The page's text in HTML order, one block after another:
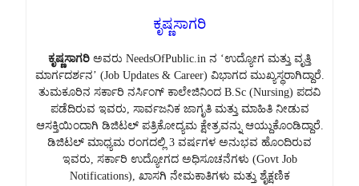
ಕೃಷ್ಣಸಾಗರಿ
ಕೃಷ್ಣಸಾಗರಿ ಅವರು NeedsOfPublic.in ನ ‘ಉದ್ಯೋಗ ಮತ್ತು ವೃತ್ತಿ
ಮಾರ್ಗದರ್ಶನ’ (Job Updates & Career) ವಿಭಾಗದ ಮುಖ್ಯಸ್ಥರಾಗಿದ್ದಾರೆ.
ತುಮಕೂರಿನ ಸರ್ಕಾರಿ ನರ್ಸಿಂಗ್ ಕಾಲೇಜಿನಿಂದ B.Sc (Nursing) ಪದವಿ
ಪಡೆದಿರುವ ಇವರು, ಸಾರ್ವಜನಿಕ ಜಾಗೃತಿ ಮತ್ತು ಮಾಹಿತಿ ನೀಡುವ
ಆಸಕ್ತಿಯಿಂದಾಗಿ ಡಿಜಿಟಲ್ ಪತ್ರಿಕೋದ್ಯಮ ಕ್ಷೇತ್ರವನ್ನು ಆಯ್ದುಕೊಂಡಿದ್ದಾರೆ.
ಡಿಜಿಟಲ್ ಮಾಧ್ಯಮ ರಂಗದಲ್ಲಿ 3 ವರ್ಷಗಳ ಅನುಭವ ಹೊಂದಿರುವ
ಇವರು, ಸರ್ಕಾರಿ ಉದ್ಯೋಗದ ಅಧಿಸೂಚನೆಗಳು (Govt Job
Notifications), ಖಾಸಗಿ ನೇಮಕಾತಿಗಳು ಮತ್ತು ಶೈಕ್ಷಣಿಕ